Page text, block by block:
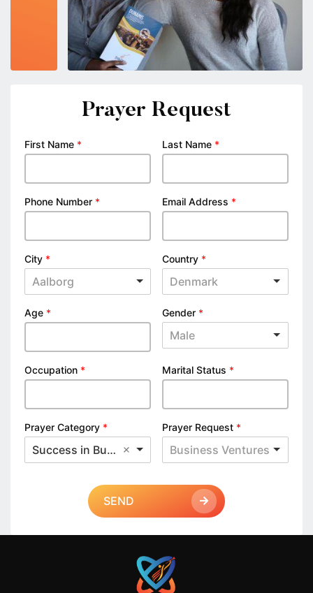
Prayer Request
First Name * Last Name *
Phone Number * Email Address *
City *
Aalborg
Country *
Denmark
Age * Gender *
Male
Occupation * Marital Status *
Prayer Category *
Success in Business
Prayer Request *
Business Ventures
SEND